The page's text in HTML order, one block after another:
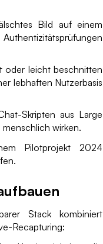
Bild auf einem
oder leicht beschnitten
lebhaften Nutzerbasis
Skripten aus Large
wirken.
Pilotprojekt 2024
Stack kombiniert
Recapturing: